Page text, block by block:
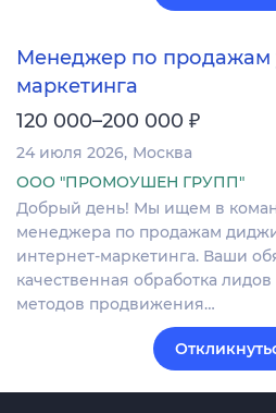
Менеджер по продажам
маркетинга
120 000–200 000 ₽
24 июля 2026 Москва
ООО "ПРОМОУШЕН ГРУПП"
Добрый день! Мы ищем в
менеджера по продажам
интернет-маркетинга. Ваши
качественная обработка
методов продвижения…